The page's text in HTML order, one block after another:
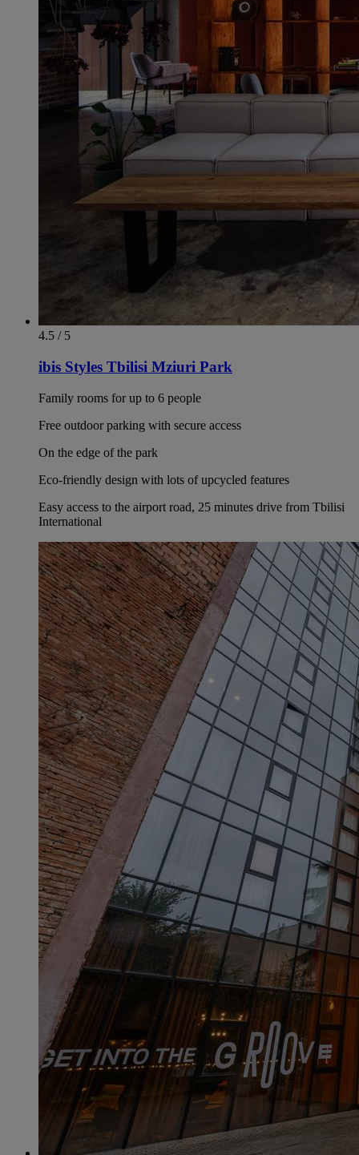
4.5 / 5
ibis Styles Tbilisi Mziuri Park
Family rooms for up to 6 people
Free outdoor parking with secure access
On the edge of the park
Eco-friendly design with lots of upcycled features
Easy access to the airport road, 25 minutes drive from Tbilisi
International